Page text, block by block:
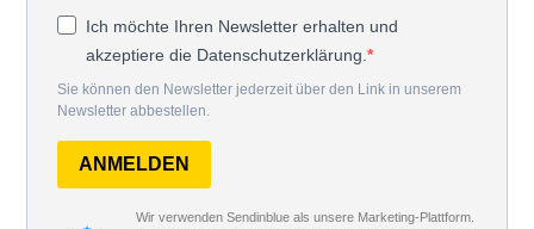
Ich möchte Ihren Newsletter erhalten und
akzeptiere die Datenschutzerklärung.
Sie können den Newsletter jederzeit über den Link in unserem
Newsletter abbestellen.
ANMELDEN
Wir verwenden Sendinblue als unsere Marketing-Plattform.